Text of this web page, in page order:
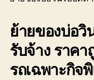
ย้ายของบ่อ
รับจ้าง ราคา
รถเฉพาะกิจ